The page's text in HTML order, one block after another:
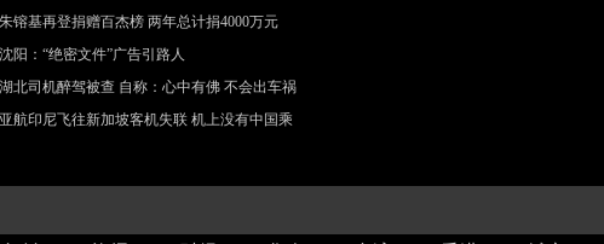
朱镕基再登捐赠百杰榜 两年总计捐4000万元
沈阳：“绝密文件”广告引路人
湖北司机醉驾被查 自称：心中有佛 不会出车祸
亚航印尼飞往新加坡客机失联 机上没有中国乘